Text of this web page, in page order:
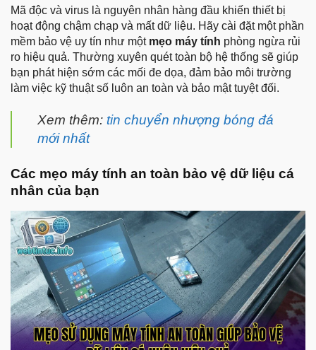
Mã độc và virus là nguyên nhân hàng đầu khiến thiết bị
hoạt động chậm chạp và mất dữ liệu. Hãy cài đặt một phần
mềm bảo vệ uy tín như một mẹo máy tính phòng ngừa rủi
ro hiệu quả. Thường xuyên quét toàn bộ hệ thống sẽ giúp
bạn phát hiện sớm các mối đe dọa, đảm bảo môi trường
làm việc kỹ thuật số luôn an toàn và bảo mật tuyệt đối.
Xem thêm: tin chuyển nhượng bóng đá
mới nhất
Các mẹo máy tính an toàn bảo vệ dữ liệu cá
nhân của bạn